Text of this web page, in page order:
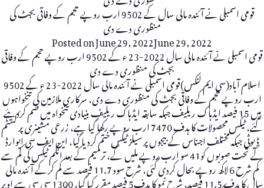
قومی اسمبلی نے آئندہ مالی سال کے 9502 ارب روپے حجم کے وفاقی بجٹ کی
منظوری دے دی
Posted onJune 29, 2022June 29, 2022
قومی اسمبلی نے آئندہ مالی سال 2022-23 ء کے 9502 ارب روپے حجم کے وفاقی
بجٹ کی منظوری دے دی
اسلام آباد(سی ایم لنکس)قومی اسمبلی نے آئندہ مالی سال 2022-23 ء کے 9502
ارب روپے حجم کے وفاقی بجٹ کی منظوری دے دی، سرکاری ملازمین کی تنخواہوں
میں 15 فیصد ایڈہاک ریلیف جبکہ سابقہ ایڈہاک ریلیف بنیادی تنخواہ میں ضم کردیئے
گئے، ٹیکس محصولات کا ہدف 7470 ارب روپے رکھا گیا ہے، زرعی مشینری پر کسٹم
ڈیوٹی جبکہ مختلف اجناس کے بیجوں پر سیلز ٹیکس ختم کردیا گیا، این ایف سی ایوارڈ
کے تحت صوبوں کو41 سو ارب روپے ملیں گے، ترمیم کے بعد انکم ٹیکس کی کم سے
کم شرح 6 لاکھ روپے بحال کردی گئی، شرح سود 11.7 فیصد سے کم کرکے آئندہ مالی
سال کا ہدف 11.5 فیصد، شرح نمو کا ہدف5 فیصد مقرر کیا گیا، 1300 سی سی سے اوپر